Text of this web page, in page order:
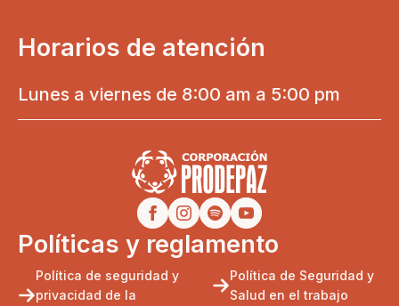
Horarios de atención
Lunes a viernes de 8:00 am a 5:00 pm
Políticas y reglamento
Política de seguridad y
privacidad de la
Política de Seguridad y
Salud en el trabajo